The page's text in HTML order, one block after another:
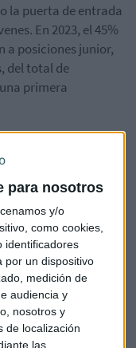
para nosotros
y/o
como cookies,
identificadores
por un dispositivo
medición de
audiencia y
nosotros y
de localización
las
la puerta de entrada
En 2023, el 45%
a posiciones junior,
del total de
primera
a la
Las
por empleado
casi tres veces la
también se ha
sector a la hora de
y diversidad.
de la consultoría